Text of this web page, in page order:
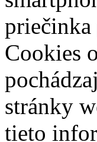
priečinka
Cookies
stránky
tieto